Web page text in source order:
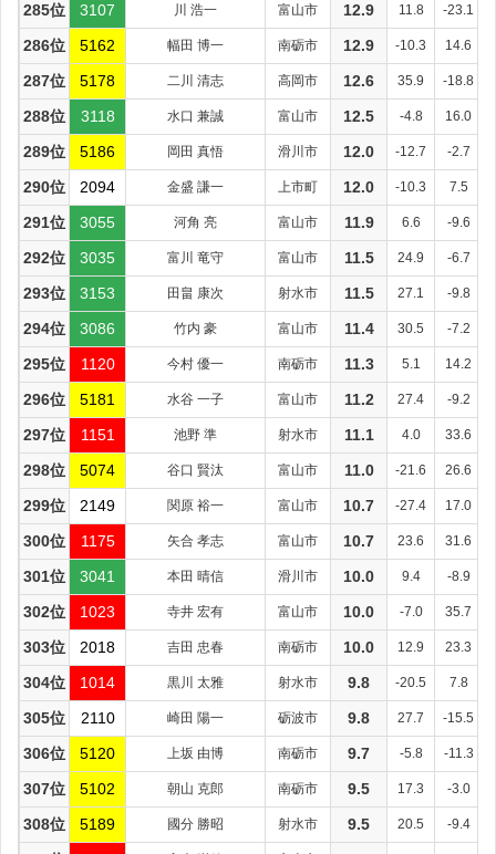
285位 3107 川 浩一 富山市 12.9 11.8 -23.1
286位 5162 幅田 博一 南砺市 12.9 -10.3 14.6
287位 5178 二川 清志 高岡市 12.6 35.9 -18.8
288位 3118 水口 兼誠 富山市 12.5 -4.8 16.0
289位 5186 岡田 真悟 滑川市 12.0 -12.7 -2.7
290位 2094 金盛 謙一 上市町 12.0 -10.3 7.5
291位 3055 河角 亮 富山市 11.9 6.6 -9.6
292位 3035 富川 竜守 富山市 11.5 24.9 -6.7
293位 3153 田畠 康次 射水市 11.5 27.1 -9.8
294位 3086 竹内 豪 富山市 11.4 30.5 -7.2
295位 1120 今村 優一 南砺市 11.3 5.1 14.2
296位 5181 水谷 一子 富山市 11.2 27.4 -9.2
297位 1151 池野 準 射水市 11.1 4.0 33.6
298位 5074 谷口 賢汰 富山市 11.0 -21.6 26.6
299位 2149 関原 裕一 富山市 10.7 -27.4 17.0
300位 1175 矢合 孝志 富山市 10.7 23.6 31.6
301位 3041 本田 晴信 滑川市 10.0 9.4 -8.9
302位 1023 寺井 宏有 富山市 10.0 -7.0 35.7
303位 2018 吉田 忠春 南砺市 10.0 12.9 23.3
304位 1014 黒川 太雅 射水市 9.8 -20.5 7.8
305位 2110 崎田 陽一 砺波市 9.8 27.7 -15.5
306位 5120 上坂 由博 南砺市 9.7 -5.8 -11.3
307位 5102 朝山 克郎 南砺市 9.5 17.3 -3.0
308位 5189 國分 勝昭 射水市 9.5 20.5 -9.4